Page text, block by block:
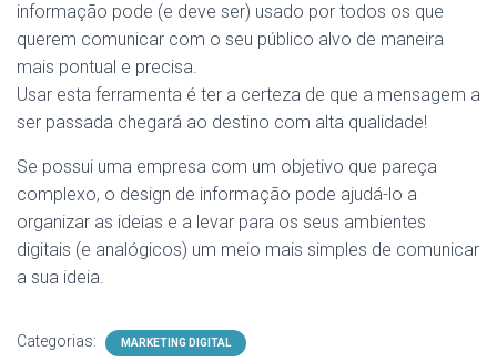
informação pode (e deve ser) usado por todos os que
querem comunicar com o seu público alvo de maneira
mais pontual e precisa.
Usar esta ferramenta é ter a certeza de que a mensagem a
ser passada chegará ao destino com alta qualidade!
Se possui uma empresa com um objetivo que pareça
complexo, o design de informação pode ajudá-lo a
organizar as ideias e a levar para os seus ambientes
digitais (e analógicos) um meio mais simples de comunicar
a sua ideia.
Categorias: MARKETING DIGITAL